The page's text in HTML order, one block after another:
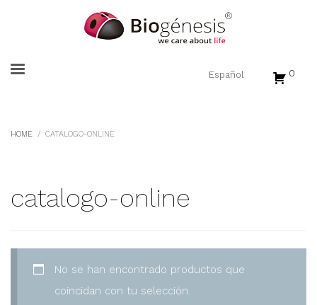
0
HOME CATALOGO-ONLINE
catalogo-online
No se han encontrado productos que
coincidan con tu selección.